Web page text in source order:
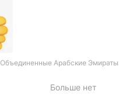
Объединенные Арабские Эмираты
Больше нет